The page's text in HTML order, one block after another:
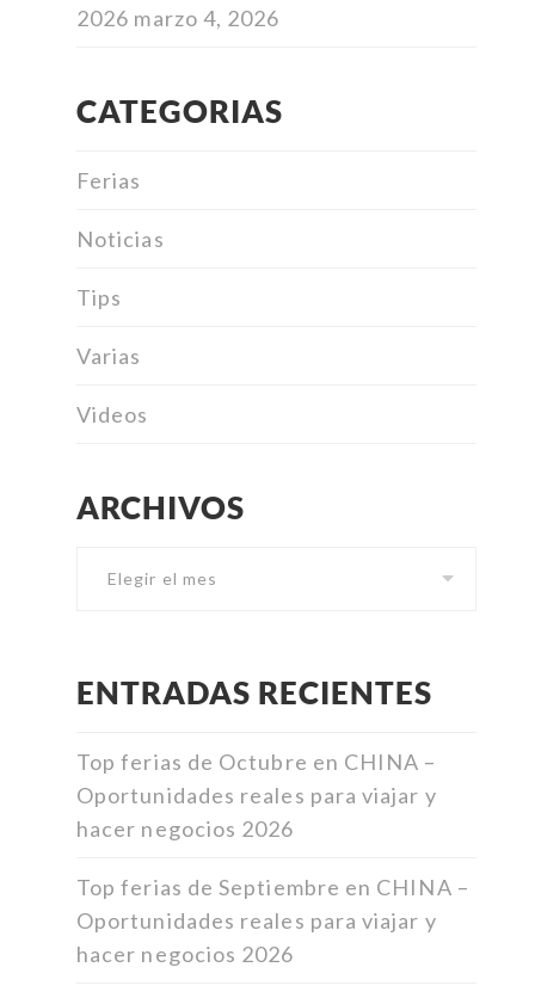
2026 marzo 4, 2026
CATEGORIAS
Ferias
Noticias
Tips
Varias
Videos
ARCHIVOS
ENTRADAS RECIENTES
Top ferias de Octubre en CHINA –
Oportunidades reales para viajar y
hacer negocios 2026
Top ferias de Septiembre en CHINA –
Oportunidades reales para viajar y
hacer negocios 2026